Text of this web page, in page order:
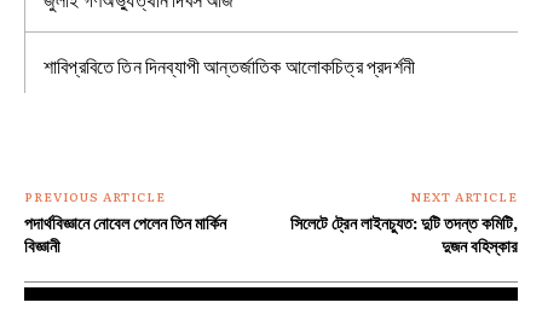
শাবিপ্রবিতে তিন দিনব্যাপী আন্তর্জাতিক আলোকচিত্র প্রদর্শনী
PREVIOUS ARTICLE
পদার্থবিজ্ঞানে নোবেল পেলেন তিন মার্কিন
বিজ্ঞানী
NEXT ARTICLE
সিলেটে ট্রেন লাইনচ্যুত: দুটি তদন্ত কমিটি,
দুজন বহিস্কার